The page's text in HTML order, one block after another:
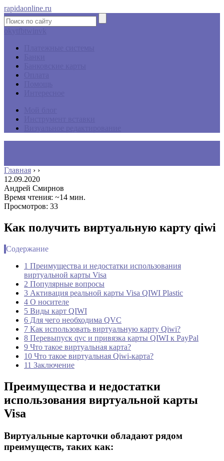
rapidaonline.ru
Главная › ›
12.09.2020
Андрей Смирнов
Время чтения: ~14 мин.
Просмотров: 33
Как получить виртуальную карту qiwi
Содержание
1 Преимущества и недостатки использования
виртуальной карты Visa
2 Популярные вопросы
3 Активация реальной карты Visa QIWI Plastic
4 О носителе
5 Виды карт QIWI
6 Для чего необходима QVC
7 Как использовать виртуальную карту Qiwi?
8 Перевыпуск qvc и привязка карты QIWI к PayPal
9 Что такое виртуальная карта?
10 Что такое виртуальная Qiwi-карта?
11 Заключение
Преимущества и недостатки
использования виртуальной карты
Visa
Виртуальные карточки обладают рядом
преимуществ, таких как: